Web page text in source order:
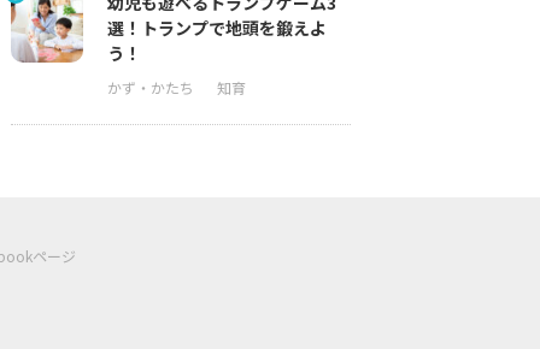
選！トランプで地頭を鍛えよ
う！
ページ